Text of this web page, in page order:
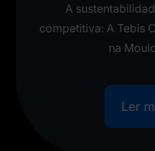
A
competitiva: A Tebis
na
Ler